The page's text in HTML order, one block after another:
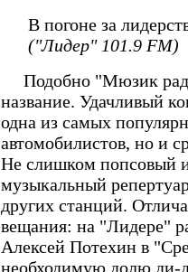
В погоне за
("Лидер" 101.9 FM)
Подобно "Мюзик
название. Удачливый
одна из самых
автомобилистов, но и
Не слишком попсовый
музыкальный
других станций.
вещания: на "Лидере"
Алексей Потехин в
необходимую долю ди-